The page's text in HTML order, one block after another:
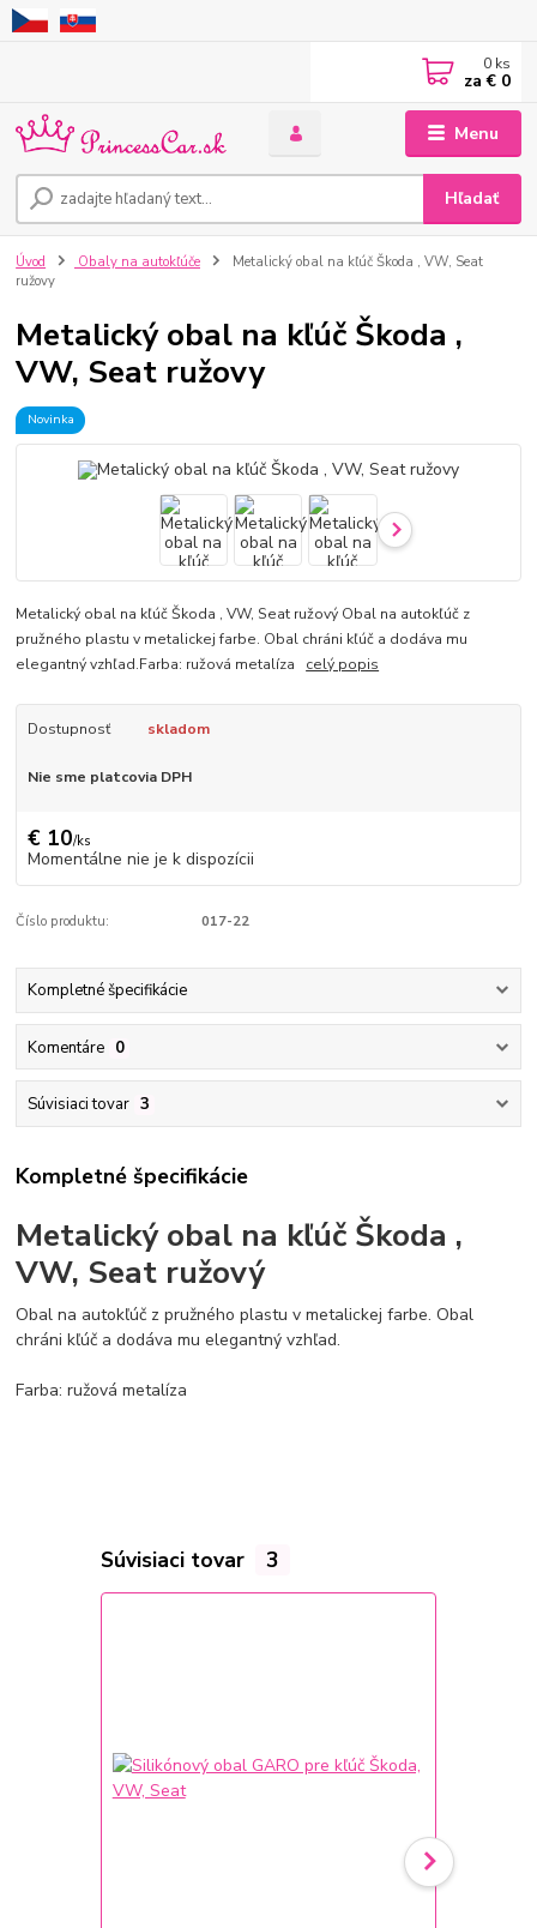
Menu
Hľadať
0 ks
za € 0
Úvod Obaly na autokľúče
Metalický obal na kľúč Škoda , VW, Seat
ružovy
Metalický obal na kľúč Škoda ,
VW, Seat ružovy
Novinka
Metalický obal na kľúč Škoda , VW, Seat ružový Obal na autokľúč z
pružného plastu v metalickej farbe. Obal chráni kľúč a dodáva mu
elegantný vzhľad.Farba: ružová metalíza celý popis
Dostupnosť skladom
Nie sme platcovia DPH
€ 10/ks
Momentálne nie je k dispozícii
Číslo produktu: 017-22
Kompletné špecifikácie
Komentáre 0
Súvisiaci tovar 3
Kompletné špecifikácie
Metalický obal na kľúč Škoda ,
VW, Seat ružový
Obal na autokľúč z pružného plastu v metalickej farbe. Obal
chráni kľúč a dodáva mu elegantný vzhľad.
Farba: ružová metalíza
Súvisiaci tovar 3